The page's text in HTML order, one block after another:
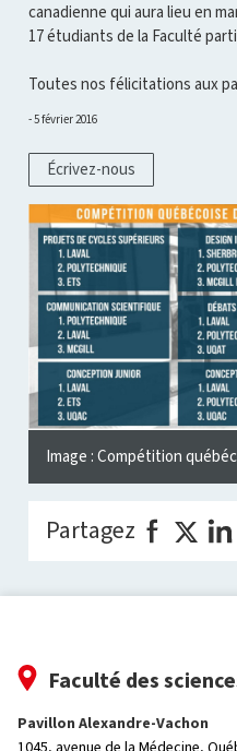
canadienne qui aura lieu en
17 étudiants de la Faculté
Toutes nos félicitations aux
5 février 2016
Écrivez-nous
Image : Compétition
Partagez
Faculté des
Pavillon Alexandre-Vachon